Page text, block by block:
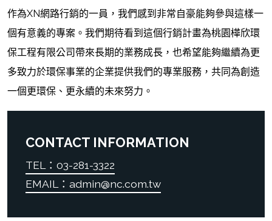
作為XN網路行銷的一員，我們感到非常自豪能夠參與這樣一
個有意義的專案。我們期待看到這個行銷計畫為桃園樺欣環
保工程有限公司帶來長期的業務成長，也希望能夠繼續為更
多致力於環保事業的企業提供我們的專業服務，共同為創造
一個更環保、更永續的未來努力。
CONTACT INFORMATION
TEL：03-281-3322
EMAIL：admin@nc.com.tw